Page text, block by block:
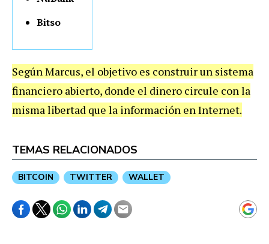
Bitso
Según Marcus, el objetivo es construir un sistema
financiero abierto, donde el dinero circule con la
misma libertad que la información en Internet.
TEMAS RELACIONADOS
BITCOIN TWITTER WALLET